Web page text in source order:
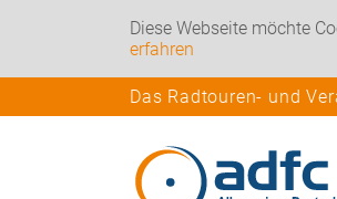
Diese Webseite möchte
erfahren
Das Radtouren- und